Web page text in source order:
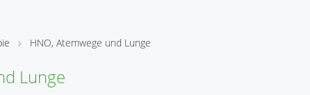
HNO, Atemwege und Lunge
Lunge